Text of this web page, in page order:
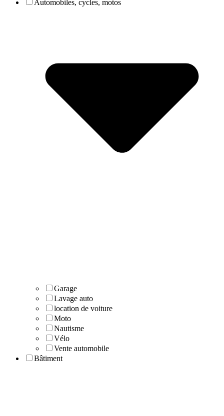
Automobiles, cycles, motos
Garage
Lavage auto
location de voiture
Moto
Nautisme
Vélo
Vente automobile
Bâtiment